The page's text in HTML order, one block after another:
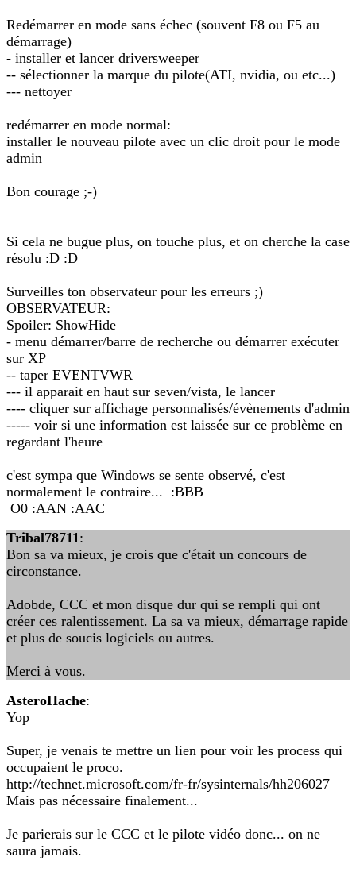
Redémarrer en mode sans échec (souvent F8 ou F5 au
démarrage)
- installer et lancer driversweeper
-- sélectionner la marque du pilote(ATI, nvidia, ou etc...)
--- nettoyer
redémarrer en mode normal:
installer le nouveau pilote avec un clic droit pour le mode
admin
Bon courage ;-)
Si cela ne bugue plus, on touche plus, et on cherche la case
résolu :D :D
Surveilles ton observateur pour les erreurs ;)
OBSERVATEUR:
Spoiler: ShowHide
- menu démarrer/barre de recherche ou démarrer exécuter
sur XP
-- taper EVENTVWR
--- il apparait en haut sur seven/vista, le lancer
---- cliquer sur affichage personnalisés/évènements d'admin
----- voir si une information est laissée sur ce problème en
regardant l'heure
c'est sympa que Windows se sente observé, c'est
normalement le contraire... :BBB
O0 :AAN :AAC
Tribal78711:
Bon sa va mieux, je crois que c'était un concours de
circonstance.
Adobde, CCC et mon disque dur qui se rempli qui ont
créer ces ralentissement. La sa va mieux, démarrage rapide
et plus de soucis logiciels ou autres.
Merci à vous.
AsteroHache:
Yop
Super, je venais te mettre un lien pour voir les process qui
occupaient le proco.
http://technet.microsoft.com/fr-fr/sysinternals/hh206027
Mais pas nécessaire finalement...
Je parierais sur le CCC et le pilote vidéo donc... on ne
saura jamais.